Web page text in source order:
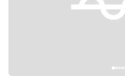
Previous slide